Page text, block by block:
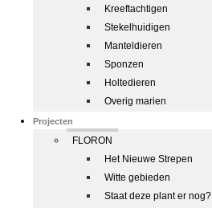
Kreeftachtigen
Stekelhuidigen
Manteldieren
Sponzen
Holtedieren
Overig marien
Projecten
FLORON
Het Nieuwe Strepen
Witte gebieden
Staat deze plant er nog?